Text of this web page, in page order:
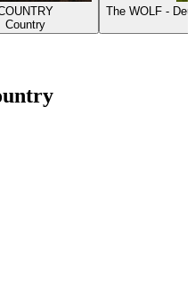
Country
The WOLF -